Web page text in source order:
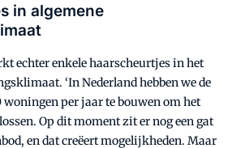
in algemene
echter enkele haarscheurtjes in het
‘In Nederland hebben we de
per jaar te bouwen om het
Op dit moment zit er nog een gat
en dat creëert mogelijkheden. Maar